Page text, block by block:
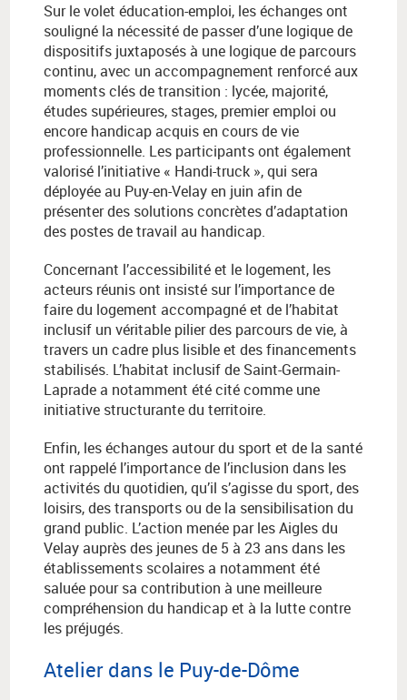
Sur le volet éducation-emploi, les échanges ont
souligné la nécessité de passer d’une logique de
dispositifs juxtaposés à une logique de parcours
continu, avec un accompagnement renforcé aux
moments clés de transition : lycée, majorité,
études supérieures, stages, premier emploi ou
encore handicap acquis en cours de vie
professionnelle. Les participants ont également
valorisé l’initiative « Handi-truck », qui sera
déployée au Puy-en-Velay en juin afin de
présenter des solutions concrètes d’adaptation
des postes de travail au handicap.
Concernant l’accessibilité et le logement, les
acteurs réunis ont insisté sur l’importance de
faire du logement accompagné et de l’habitat
inclusif un véritable pilier des parcours de vie, à
travers un cadre plus lisible et des financements
stabilisés. L’habitat inclusif de Saint-Germain-
Laprade a notamment été cité comme une
initiative structurante du territoire.
Enfin, les échanges autour du sport et de la santé
ont rappelé l’importance de l’inclusion dans les
activités du quotidien, qu’il s’agisse du sport, des
loisirs, des transports ou de la sensibilisation du
grand public. L’action menée par les Aigles du
Velay auprès des jeunes de 5 à 23 ans dans les
établissements scolaires a notamment été
saluée pour sa contribution à une meilleure
compréhension du handicap et à la lutte contre
les préjugés.
Atelier dans le Puy-de-Dôme